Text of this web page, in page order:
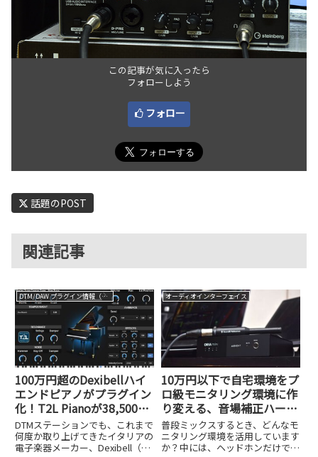
この記事が気に入ったら
フォローしよう
フォロー
話題のPOST
関連記事
DTM/DAW プラグイン情報（VST AU AAX）
100万円超のDexibellハイ
エンドピアノがプラグイン
化！T2L Pianoが38,500円
で発売開始
DTMステーションでも、これまで
何度か取り上げてきたイタリアの
電子楽器メーカー、Dexibell（デ
オーディオインターフェイス
10万円以下で自宅環境をプ
ロ級モニタリング環境に作
り変える、音場補正ハード
ウェアシステムAudient
ORIA miniが登場！
普段ミックスするとき、どんなモ
ニタリング環境を活用しています
か？中には、ヘッドホンだけでミ